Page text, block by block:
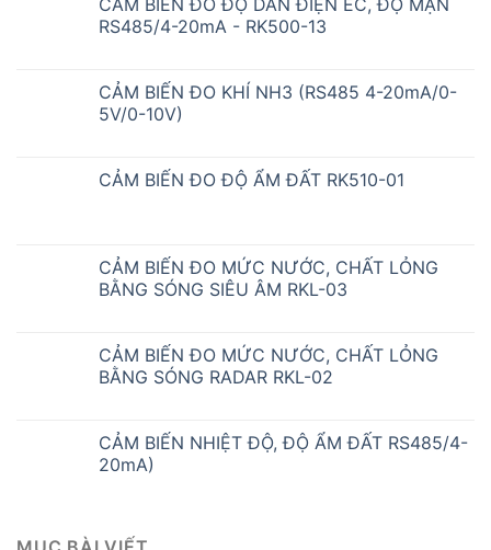
RS485/4-20mA - RK500-13
CẢM BIẾN ĐO KHÍ NH3 (RS485 4-20mA/0-
5V/0-10V)
CẢM BIẾN ĐO ĐỘ ẨM ĐẤT RK510-01
CẢM BIẾN ĐO MỨC NƯỚC, CHẤT LỎNG
BẰNG SÓNG SIÊU ÂM RKL-03
CẢM BIẾN ĐO MỨC NƯỚC, CHẤT LỎNG
BẰNG SÓNG RADAR RKL-02
CẢM BIẾN NHIỆT ĐỘ, ĐỘ ẨM ĐẤT RS485/4-
20mA)